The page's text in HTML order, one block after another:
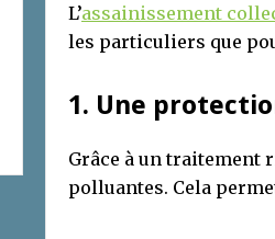
L’assainissement
les particuliers que
1. Une
Grâce à un traitement
polluantes. Cela